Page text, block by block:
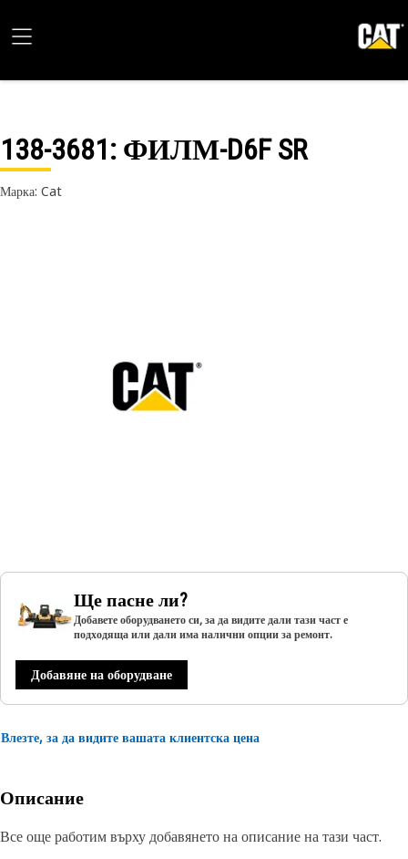
138-3681: ФИЛМ-D6F SR
Марка: Cat
Ще пасне ли?
Добавете оборудването си, за да видите дали тази част е
подходяща или дали има налични опции за ремонт.
Добавяне на оборудване
Влезте, за да видите вашата клиентска цена
Описание
Все още работим върху добавянето на описание на тази част.